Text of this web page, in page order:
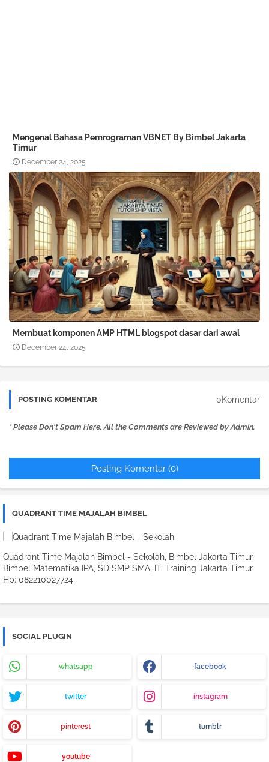
Mengenal Bahasa Pemrograman VBNET By Bimbel Jakarta
Timur
December 24, 2025
Membuat komponen AMP HTML blogspot dasar dari awal
December 24, 2025
POSTING KOMENTAR 0Komentar
* Please Don't Spam Here. All the Comments are Reviewed by Admin.
Posting Komentar (0)
QUADRANT TIME MAJALAH BIMBEL
Quadrant Time Majalah Bimbel - Sekolah, Bimbel Jakarta Timur,
Bimbel Matematika IPA, SD SMP SMA, IT. Training Jakarta Timur
Hp: 082210027724
SOCIAL PLUGIN
whatsapp facebook
twitter instagram
pinterest tumblr
youtube